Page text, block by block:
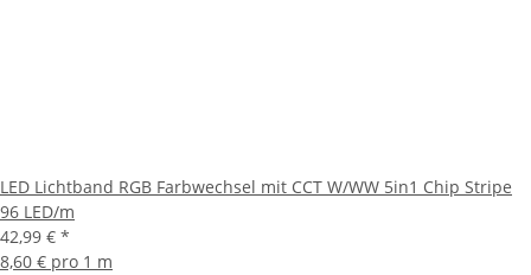
LED Lichtband RGB Farbwechsel mit CCT W/WW 5in1 Chip Stripe
96 LED/m
42,99 € *
8,60 € pro 1 m